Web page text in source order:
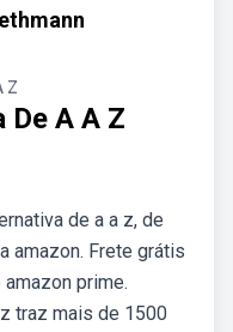
Z
A A Z
de a a z, de
amazon. Frete grátis
prime.
traz mais de 1500